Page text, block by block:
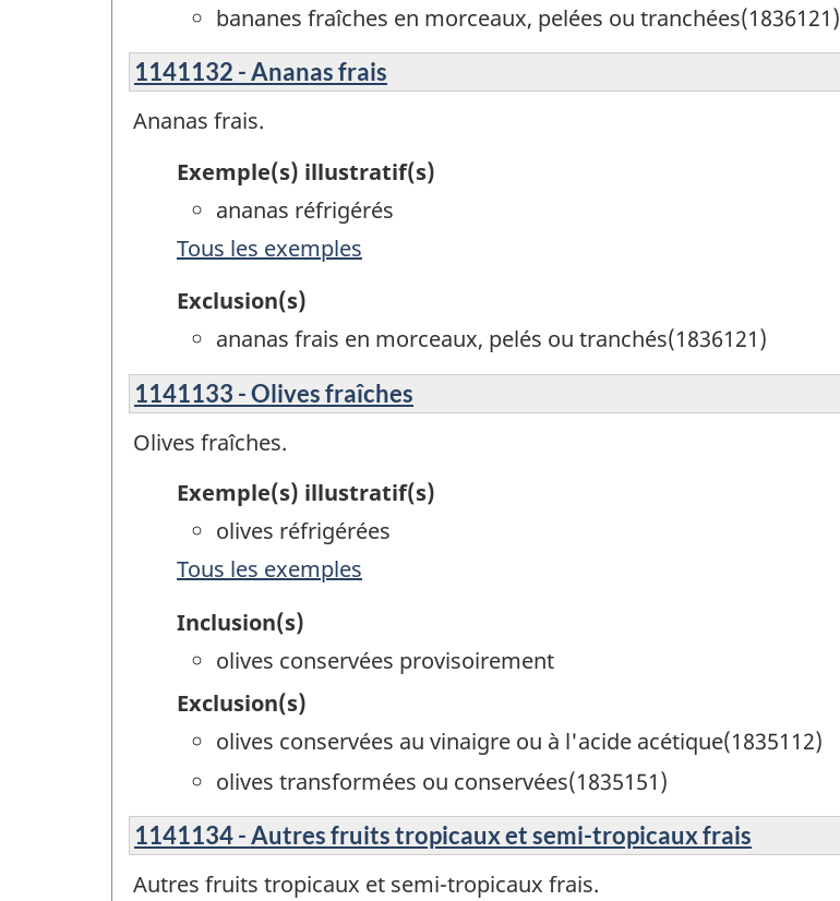
bananes fraîches en morceaux, pelées ou tranchées(1836121)
1141132 - Ananas frais
Ananas frais.
Exemple(s) illustratif(s)
ananas réfrigérés
Tous les exemples
Exclusion(s)
ananas frais en morceaux, pelés ou tranchés(1836121)
1141133 - Olives fraîches
Olives fraîches.
Exemple(s) illustratif(s)
olives réfrigérées
Tous les exemples
Inclusion(s)
olives conservées provisoirement
Exclusion(s)
olives conservées au vinaigre ou à l'acide acétique(1835112)
olives transformées ou conservées(1835151)
1141134 - Autres fruits tropicaux et semi-tropicaux frais
Autres fruits tropicaux et semi-tropicaux frais.